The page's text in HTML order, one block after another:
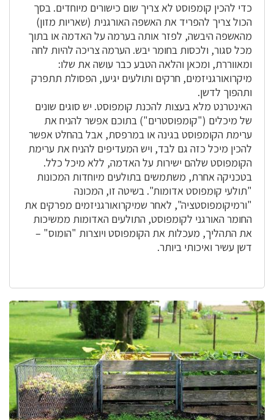
כדי להכין קומפוסט לא צריך שום כישורים מיוחדים. בסך
הכול צריך להפריד את האשפה האורגנית (שאריות מזון)
מהאשפה היבשה, לפזר אותה בערמה על האדמה או בתוך
מכל סגור, ולכסות בחומר יבש. הערמה צריכה להיות לחה
ומאווררת, ומכאן והלאה הטבע כבר עושה את שלו:
מיקרואורגניזמים, חרקים ותולעים יגיעו, הפסולת תתפרק
ותהפוך לדשן.
האינטרנט מלא בעצות להכנת קומפוסט. יש סוגים שונים
של מיכלים ("קומפוסטרים") בתוכם אפשר להניח את
ערימת הקומפוסט בגינה או במרפסת, אבל בהחלט אפשר
להכין מיכל כזה גם לבד, ויש המעדיפים להניח את ערימת
הקומפוסט שלהם ישירות על האדמה, ללא מיכל כלל.
בטכניקה אחרת, משתמשים בתולעים מיוחדות המכונות
"תולעי קומפוסט אדומות". בשיטה זו, המכונה
"ורמיקומפוסטציה", לאחר שמיקרואורגניזמים מפרקים את
החומר האורגני לקומפוסט, התולעים האדומות ממשיכות
את התהליך, מעכלות את הקומפוסט ויוצרות "הומוס" –
דשן עשיר ואיכותי ביותר.